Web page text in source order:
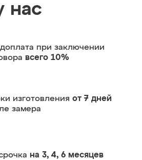
нас
при заключении
всего 10%
изготовления от 7 дней
замера
на 3, 4, 6 месяцев